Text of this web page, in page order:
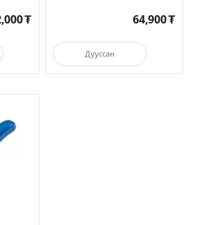
₮ 64,900₮
Дууссан